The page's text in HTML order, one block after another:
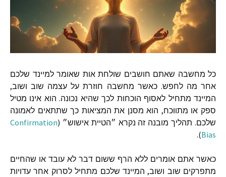
כל מחשבה שאתם חושבים שולחת אות שאומר למיינד שלכם
אחר מה לחפש.כאשר מחשבה חוזרת על עצמה שוב ושוב,
המיינד מתחיל לאסוף הוכחות לכך שהיא נכונה. הוא אינו מטיל
ספק או מתווכח, הוא מסנן את המציאות כך שתתאים לאמונה
שלכם. תהליך מובנה זה נקרא ״הטיית אישוש״ (
Confirmation
Bias
).
כאשר אתם אומרים ללא הרף ששום דבר לא עובד או שהחיים
מתפרקים שוב ושוב, המיינד שלכם מתחיל לסרוק אחר עדויות